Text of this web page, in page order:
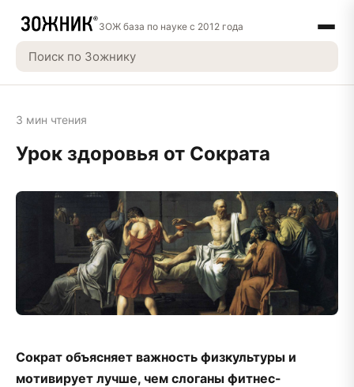
ЗОЖ база по науке с 2012 года
3 мин чтения
Урок здоровья от Сократа
Сократ объясняет важность физкультуры и
мотивирует лучше, чем слоганы фитнес-